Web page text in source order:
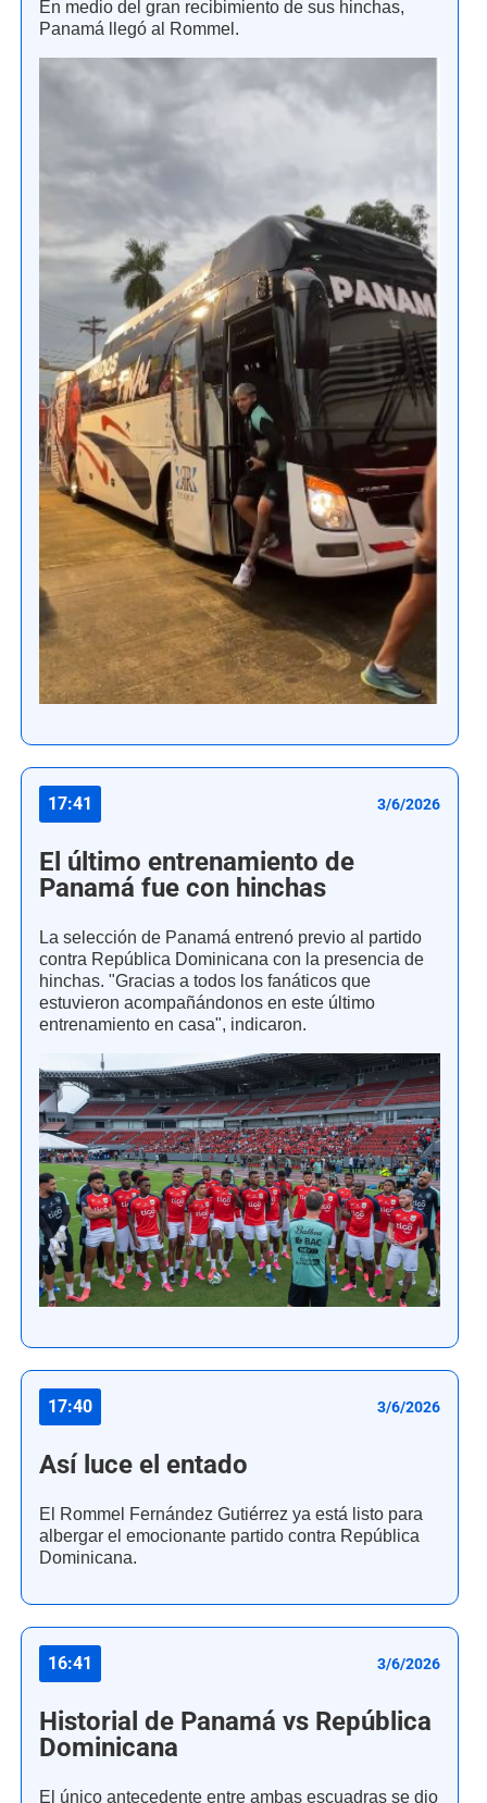
En medio del gran recibimiento de sus hinchas,
Panamá llegó al Rommel.
17:41 3/6/2026
El último entrenamiento de
Panamá fue con hinchas
La selección de Panamá entrenó previo al partido
contra República Dominicana con la presencia de
hinchas. "Gracias a todos los fanáticos que
estuvieron acompañándonos en este último
entrenamiento en casa", indicaron.
17:40 3/6/2026
Así luce el entado
El Rommel Fernández Gutiérrez ya está listo para
albergar el emocionante partido contra República
Dominicana.
16:41 3/6/2026
Historial de Panamá vs República
Dominicana
El único antecedente entre ambas escuadras se dio